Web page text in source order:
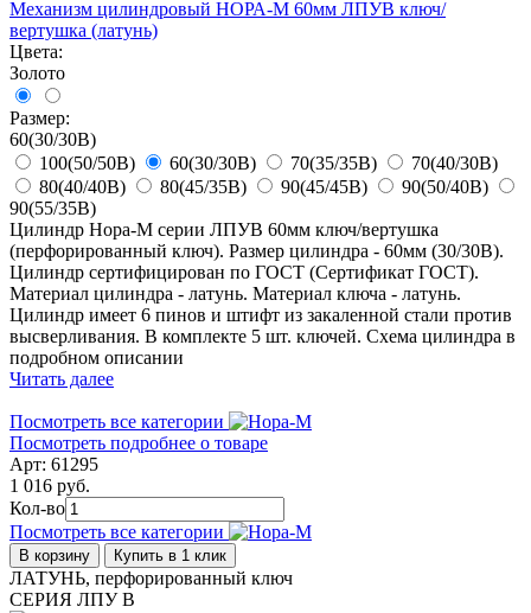
Механизм цилиндровый НОРА-М 60мм ЛПУВ ключ/
вертушка (латунь)
Цвета:
Золото
Размер:
60(30/30В)
100(50/50В)
60(30/30В) 70(35/35В)
70(40/30В)
80(40/40В)
80(45/35В) 90(45/45В)
90(50/40В)
90(55/35В)
Цилиндр Нора-М серии ЛПУВ 60мм ключ/вертушка
(перфорированный ключ). Размер цилиндра - 60мм (30/30В).
Цилиндр сертифицирован по ГОСТ (Сертификат ГОСТ).
Материал цилиндра - латунь. Материал ключа - латунь.
Цилиндр имеет 6 пинов и штифт из закаленной стали против
высверливания. В комплекте 5 шт. ключей. Схема цилиндра в
подробном описании
Читать далее
Посмотреть все категории
Посмотреть подробнее о товаре
Арт: 61295
1 016 руб.
Кол-во
Посмотреть все категории
В корзину Купить в 1 клик
ЛАТУНЬ, перфорированный ключ
СЕРИЯ ЛПУ В